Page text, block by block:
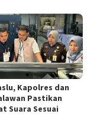
Kapolres dan
Pastikan
Suara Sesuai